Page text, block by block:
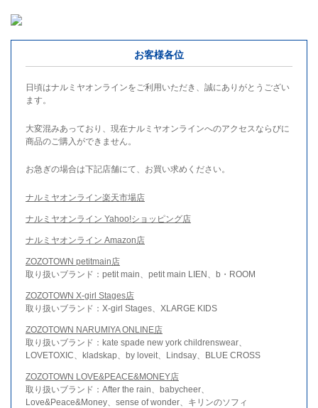
お客様各位
日頃はナルミヤオンラインをご利用いただき、誠にありがとうござい
ます。
大変混みあっており、現在ナルミヤオンラインへのアクセスならびに
商品のご購入ができません。
お急ぎの場合は下記店舗にて、お買い求めください。
ナルミヤオンライン楽天市場店
ナルミヤオンライン Yahoo!ショッピング店
ナルミヤオンライン Amazon店
ZOZOTOWN petitmain店
取り扱いブランド：petit main、petit main LIEN、b・ROOM
ZOZOTOWN X-girl Stages店
取り扱いブランド：X-girl Stages、XLARGE KIDS
ZOZOTOWN NARUMIYA ONLINE店
取り扱いブランド：kate spade new york childrenswear、
LOVETOXIC、kladskap、by loveit、Lindsay、BLUE CROSS
ZOZOTOWN LOVE&PEACE&MONEY店
取り扱いブランド：After the rain、babycheer、
Love&Peace&Money、sense of wonder、キリンのソフィ